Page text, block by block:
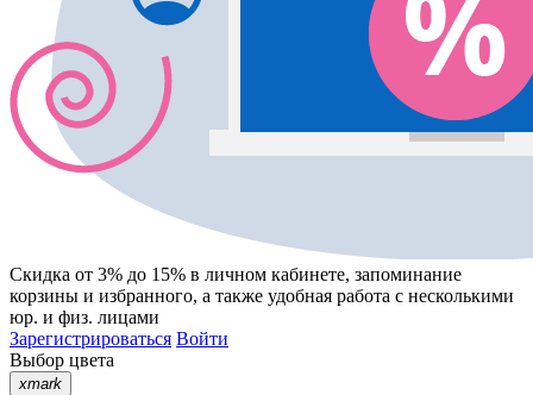
Скидка от 3% до 15% в личном кабинете, запоминание
корзины и избранного, а также удобная работа с несколькими
юр. и физ. лицами
Зарегистрироваться Войти
Выбор цвета
xmark